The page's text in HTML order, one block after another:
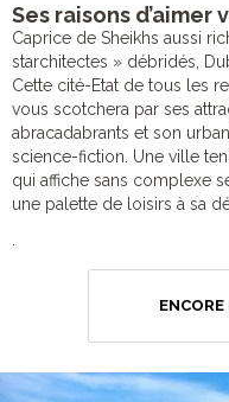
Ses raisons d’aimer
Caprice de Sheikhs aussi
starchitectes » débridés,
Cette cité-Etat de tous les
vous scotchera par ses
abracadabrants et son
science-fiction. Une ville
qui affiche sans complexe
une palette de loisirs à sa
ENCORE